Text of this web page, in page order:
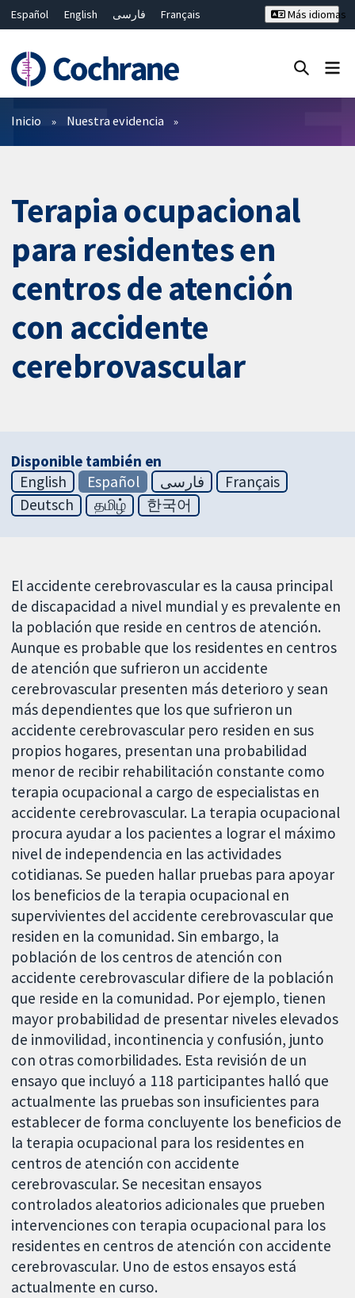
Español English فارسی
Français
Bahasa Malaysia
ไทย 繁體中文
Más idiomas
Filtros
Inicio Nuestra evidencia
Terapia ocupacional
para residentes en
centros de atención
con accidente
cerebrovascular
Disponible también en
English
Español فارسی
Français
Deutsch
தமிழ் 한국어
El accidente cerebrovascular es la causa principal
de discapacidad a nivel mundial y es prevalente en
la población que reside en centros de atención.
Aunque es probable que los residentes en centros
de atención que sufrieron un accidente
cerebrovascular presenten más deterioro y sean
más dependientes que los que sufrieron un
accidente cerebrovascular pero residen en sus
propios hogares, presentan una probabilidad
menor de recibir rehabilitación constante como
terapia ocupacional a cargo de especialistas en
accidente cerebrovascular. La terapia ocupacional
procura ayudar a los pacientes a lograr el máximo
nivel de independencia en las actividades
cotidianas. Se pueden hallar pruebas para apoyar
los beneficios de la terapia ocupacional en
supervivientes del accidente cerebrovascular que
residen en la comunidad. Sin embargo, la
población de los centros de atención con
accidente cerebrovascular difiere de la población
que reside en la comunidad. Por ejemplo, tienen
mayor probabilidad de presentar niveles elevados
de inmovilidad, incontinencia y confusión, junto
con otras comorbilidades. Esta revisión de un
ensayo que incluyó a 118 participantes halló que
actualmente las pruebas son insuficientes para
establecer de forma concluyente los beneficios de
la terapia ocupacional para los residentes en
centros de atención con accidente
cerebrovascular. Se necesitan ensayos
controlados aleatorios adicionales que prueben
intervenciones con terapia ocupacional para los
residentes en centros de atención con accidente
cerebrovascular. Uno de estos ensayos está
actualmente en curso.